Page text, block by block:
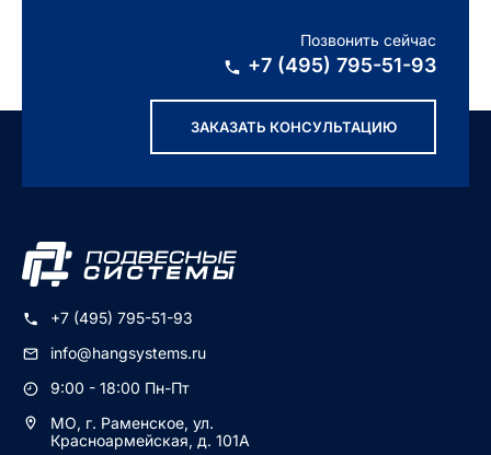
Позвонить сейчас
+7 (495) 795-51-93
ЗАКАЗАТЬ КОНСУЛЬТАЦИЮ
+7 (495) 795-51-93
info@hangsystems.ru
9:00 - 18:00 Пн-Пт
МО, г. Раменское, ул.
Красноармейская, д. 101А